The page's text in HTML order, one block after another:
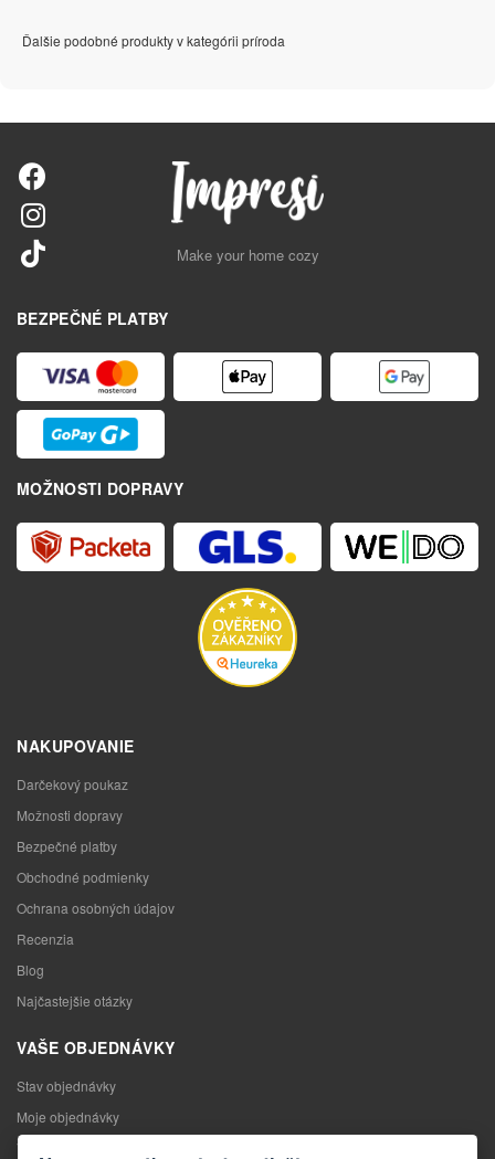
Ďalšie podobné produkty v kategórii príroda
Make your home cozy
BEZPEČNÉ PLATBY
MOŽNOSTI DOPRAVY
NAKUPOVANIE
Darčekový poukaz
Možnosti dopravy
Bezpečné platby
Obchodné podmienky
Ochrana osobných údajov
Recenzia
Blog
Najčastejšie otázky
VAŠE OBJEDNÁVKY
Stav objednávky
Moje objednávky
Výmena tovaru